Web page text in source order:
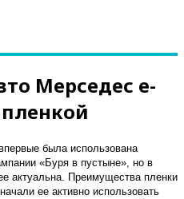
Мерседес е-
была использована
«Буря в пустыне», но в
актуальна. Преимущества пленки
ее активно использовать